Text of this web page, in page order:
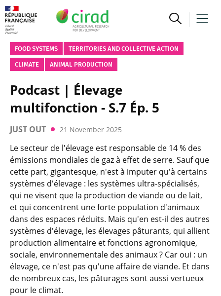
FOOD SYSTEMS TERRITORIES AND COLLECTIVE ACTION
CLIMATE ANIMAL PRODUCTION
Podcast | Élevage
multifonction - S.7 Ép. 5
JUST OUT 21 November 2025
Le secteur de l'élevage est responsable de 14 % des
émissions mondiales de gaz à effet de serre. Sauf que
cette part, gigantesque, n'est à imputer qu'à certains
systèmes d'élevage : les systèmes ultra-spécialisés,
qui ne visent que la production de viande ou de lait,
et qui concentrent une forte population d'animaux
dans des espaces réduits. Mais qu'en est-il des autres
systèmes d'élevage, les élevages pâturants, qui allient
production alimentaire et fonctions agronomique,
sociale, environnementale des animaux ? Car oui : un
élevage, ce n'est pas qu'une affaire de viande. Et dans
de nombreux cas, les pâturages sont aussi vertueux
pour le climat.